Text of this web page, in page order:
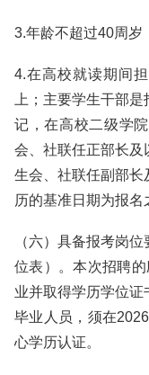
3.年龄不超过40周岁
4.在高校就读期间
上；主要学生干部
记，在高校二级学
会、社联任正部长及
生会、社联任副部长
历的基准日期为报名
（六）具备报考岗
位表）。本次招聘
业并取得学历学位证
毕业人员，须在
心学历认证。